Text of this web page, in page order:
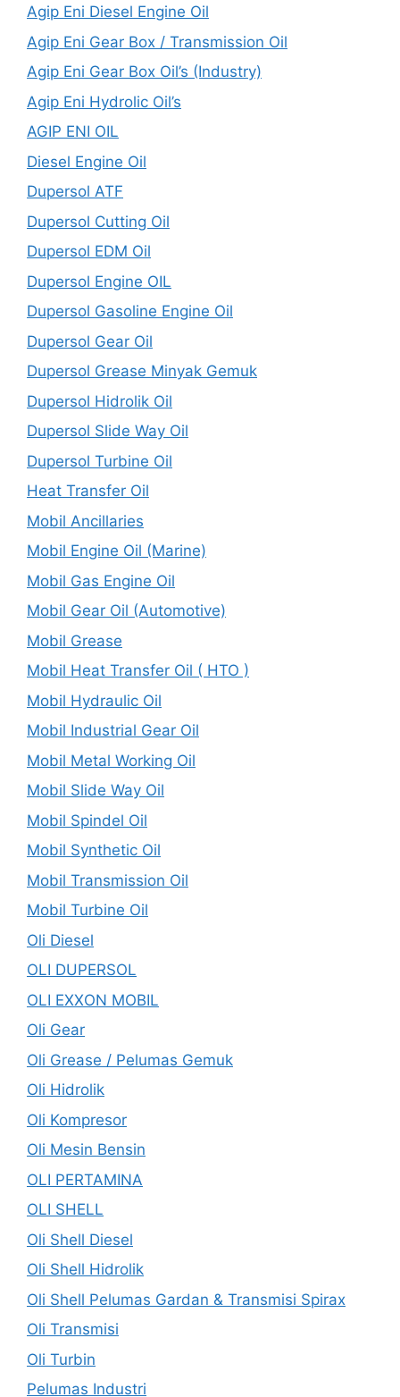
Agip Eni Diesel Engine Oil
Agip Eni Gear Box / Transmission Oil
Agip Eni Gear Box Oil’s (Industry)
Agip Eni Hydrolic Oil’s
AGIP ENI OIL
Diesel Engine Oil
Dupersol ATF
Dupersol Cutting Oil
Dupersol EDM Oil
Dupersol Engine OIL
Dupersol Gasoline Engine Oil
Dupersol Gear Oil
Dupersol Grease Minyak Gemuk
Dupersol Hidrolik Oil
Dupersol Slide Way Oil
Dupersol Turbine Oil
Heat Transfer Oil
Mobil Ancillaries
Mobil Engine Oil (Marine)
Mobil Gas Engine Oil
Mobil Gear Oil (Automotive)
Mobil Grease
Mobil Heat Transfer Oil ( HTO )
Mobil Hydraulic Oil
Mobil Industrial Gear Oil
Mobil Metal Working Oil
Mobil Slide Way Oil
Mobil Spindel Oil
Mobil Synthetic Oil
Mobil Transmission Oil
Mobil Turbine Oil
Oli Diesel
OLI DUPERSOL
OLI EXXON MOBIL
Oli Gear
Oli Grease / Pelumas Gemuk
Oli Hidrolik
Oli Kompresor
Oli Mesin Bensin
OLI PERTAMINA
OLI SHELL
Oli Shell Diesel
Oli Shell Hidrolik
Oli Shell Pelumas Gardan & Transmisi Spirax
Oli Transmisi
Oli Turbin
Pelumas Industri